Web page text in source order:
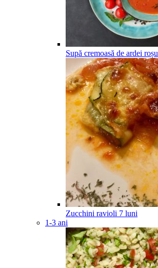
Supă cremoasă de ardei roșu
Zucchini ravioli 7 luni
1-3 ani